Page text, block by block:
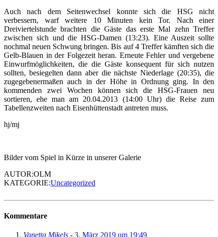
Auch nach dem Seitenwechsel konnte sich die HSG nicht
verbessern, warf weitere 10 Minuten kein Tor. Nach einer
Dreiviertelstunde brachten die Gäste das erste Mal zehn Treffer
zwischen sich und die HSG-Damen (13:23). Eine Auszeit sollte
nochmal neuen Schwung bringen. Bis auf 4 Treffer kämften sich die
Gelb-Blauen in der Folgezeit heran. Erneute Fehler und vergebene
Einwurfmöglichkeiten, die die Gäste konsequent für sich nutzen
sollten, besiegelten dann aber die nächste Niederlage (20:35), die
zugegebenermaßen auch in der Höhe in Ordnung ging. In den
kommenden zwei Wochen können sich die HSG-Frauen neu
sortieren, ehe man am 20.04.2013 (14:00 Uhr) die Reise zum
Tabellenzweiten nach Eisenhüttenstadt antreten muss.
hj/mj
Bilder vom Spiel in Kürze in unserer Galerie
AUTOR:OLM
KATEGORIE:Uncategorized
Kommentare
Vanetta Mikels - 3. März 2019 um 19:49